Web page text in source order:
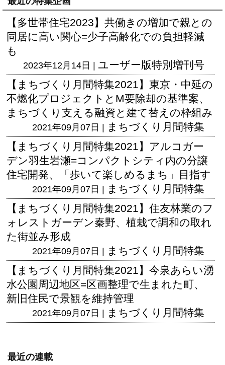
【多世帯住宅2023】共働きの増加で親との
同居に高い関心=少子高齢化での負担軽減
も
2023年12月14日 | ユーザー版特別増刊号
【まちづくり月間特集2021】東京・中延の
不燃化プロジェクトとM要除却の基準案、
まちづくり支える融資と建て替えの枠組み
2021年09月07日 |
まちづくり月間特集
【まちづくり月間特集2021】アルコガー
デン羽生岩瀬=コンパクトシティ内の分譲
住宅開発、「歩いて楽しめるまち」目指す
2021年09月07日 |
まちづくり月間特集
【まちづくり月間特集2021】住友林業のフ
ォレストガーデン秦野、植栽で調和の取れ
た街並み形成
2021年09月07日 |
まちづくり月間特集
【まちづくり月間特集2021】今泉あらい湧
水公園周辺地区=区画整理で生まれた町、
新旧住民で景観を維持管理
2021年09月07日 | まちづくり月間特集
最近の連載